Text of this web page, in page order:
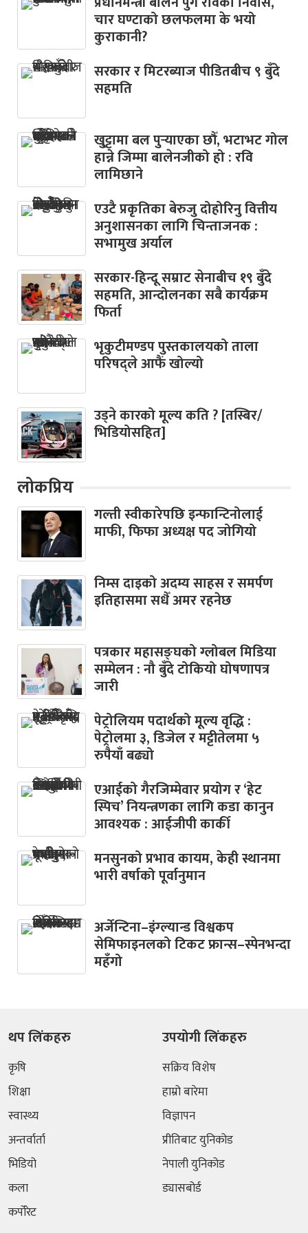
चार घण्टाको छलफलमा के भयो
कुराकानी?
सरकार र मिटरब्याज पीडितबीच ९ बुँदे
सहमति
खु्ट्टामा बल पुर्‍याएका छौँ, भटाभट गोल
हान्ने जिम्मा बालेनजीको हो : रवि
लामिछाने
एउटै प्रकृतिका बेरुजु दोहोरिनु वित्तीय
अनुशासनका लागि चिन्ताजनक :
सभामुख अर्याल
सरकार-हिन्दू सम्राट सेनाबीच १९ बुँदे
सहमति, आन्दोलनका सबै कार्यक्रम
फिर्ता
भृकुटीमण्डप पुस्तकालयको ताला
परिषद्ले आफैं खोल्यो
उड्ने कारको मूल्य कति ? [तस्बिर/
भिडियोसहित]
लोकप्रिय
गल्ती स्वीकारेपछि इन्फान्टिनोलाई
माफी, फिफा अध्यक्ष पद जोगियो
निम्स दाइको अदम्य साहस र समर्पण
इतिहासमा सधैँ अमर रहनेछ
पत्रकार महासङ्घको ग्लोबल मिडिया
सम्मेलन : नौ बुँदे टोकियो घोषणापत्र
जारी
पेट्रोलियम पदार्थको मूल्य वृद्धि :
पेट्रोलमा ३, डिजेल र मट्टीतेलमा ५
रुपैयाँ बढ्यो
एआईको गैरजिम्मेवार प्रयोग र ‘हेट
स्पिच’ नियन्त्रणका लागि कडा कानुन
आवश्यक : आईजीपी कार्की
मनसुनको प्रभाव कायम, केही स्थानमा
भारी वर्षाको पूर्वानुमान
अर्जेन्टिना–इंग्ल्यान्ड विश्वकप
सेमिफाइनलको टिकट फ्रान्स–स्पेनभन्दा
महँगो
थप लिंकहरु
कृषि
शिक्षा
स्वास्थ्य
अन्तर्वार्ता
भिडियो
कला
कर्पोरेट
उपयोगी लिंकहरु
सक्रिय विशेष
हाम्रो बारेमा
विज्ञापन
प्रीतिबाट युनिकोड
नेपाली युनिकोड
ड्यासबोर्ड